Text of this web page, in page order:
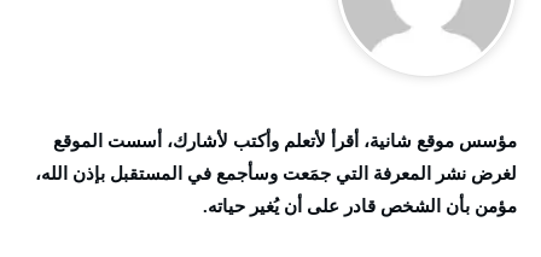
مؤسس موقع شانية، أقرأ لأتعلم وأكتب لأشارك، أسست الموقع
لغرض نشر المعرفة التي جمَعت وسأجمع في المستقبل بإذن الله،
مؤمن بأن الشخص قادر على أن يُغير حياته.